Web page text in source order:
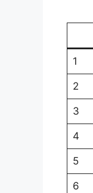
1
2
3
4
5
6